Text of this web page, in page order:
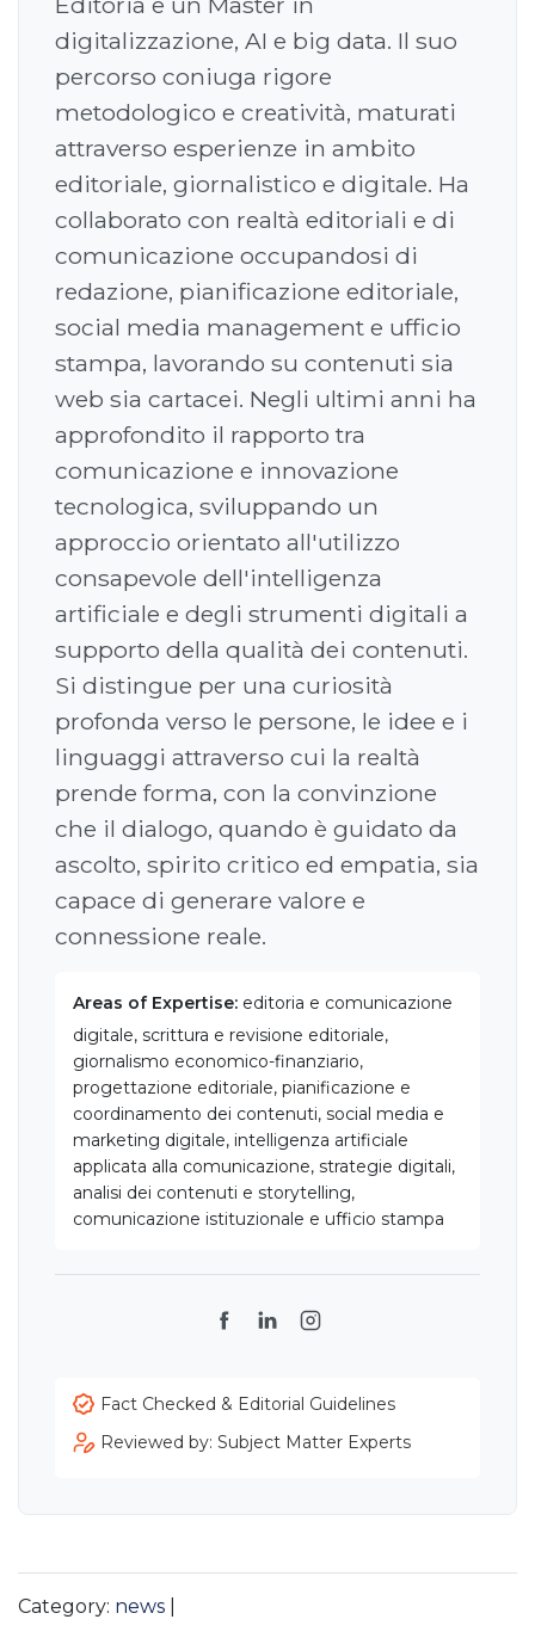
digitalizzazione, AI e big data. Il suo
percorso coniuga rigore
metodologico e creatività, maturati
attraverso esperienze in ambito
editoriale, giornalistico e digitale. Ha
collaborato con realtà editoriali e di
comunicazione occupandosi di
redazione, pianificazione editoriale,
social media management e ufficio
stampa, lavorando su contenuti sia
web sia cartacei. Negli ultimi anni ha
approfondito il rapporto tra
comunicazione e innovazione
tecnologica, sviluppando un
approccio orientato all'utilizzo
consapevole dell'intelligenza
artificiale e degli strumenti digitali a
supporto della qualità dei contenuti.
Si distingue per una curiosità
profonda verso le persone, le idee e i
linguaggi attraverso cui la realtà
prende forma, con la convinzione
che il dialogo, quando è guidato da
ascolto, spirito critico ed empatia, sia
capace di generare valore e
connessione reale.
Areas of Expertise: editoria e comunicazione
digitale, scrittura e revisione editoriale,
giornalismo economico-finanziario,
progettazione editoriale, pianificazione e
coordinamento dei contenuti, social media e
marketing digitale, intelligenza artificiale
applicata alla comunicazione, strategie digitali,
analisi dei contenuti e storytelling,
comunicazione istituzionale e ufficio stampa
Facebook
LinkedInInstagram
Fact Checked & Editorial Guidelines
Reviewed by: Subject Matter Experts
Category: news